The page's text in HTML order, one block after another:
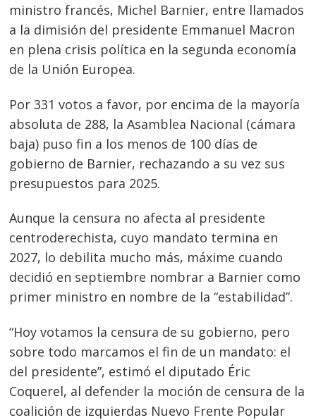
ministro francés, Michel Barnier, entre llamados
a la dimisión del presidente Emmanuel Macron
en plena crisis política en la segunda economía
de la Unión Europea.
Por 331 votos a favor, por encima de la mayoría
absoluta de 288, la Asamblea Nacional (cámara
baja) puso fin a los menos de 100 días de
gobierno de Barnier, rechazando a su vez sus
presupuestos para 2025.
Aunque la censura no afecta al presidente
centroderechista, cuyo mandato termina en
2027, lo debilita mucho más, máxime cuando
decidió en septiembre nombrar a Barnier como
primer ministro en nombre de la “estabilidad”.
“Hoy votamos la censura de su gobierno, pero
sobre todo marcamos el fin de un mandato: el
del presidente”, estimó el diputado Éric
Coquerel, al defender la moción de censura de la
coalición de izquierdas Nuevo Frente Popular